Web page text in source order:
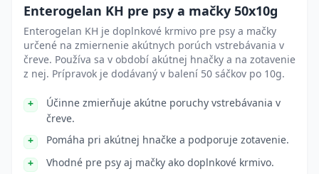
Enterogelan KH pre psy a mačky 50x10g
Enterogelan KH je doplnkové krmivo pre psy a mačky
určené na zmiernenie akútnych porúch vstrebávania v
čreve. Používa sa v období akútnej hnačky a na zotavenie
z nej. Prípravok je dodávaný v balení 50 sáčkov po 10g.
Účinne zmierňuje akútne poruchy vstrebávania v
čreve.
Pomáha pri akútnej hnačke a podporuje zotavenie.
Vhodné pre psy aj mačky ako doplnkové krmivo.